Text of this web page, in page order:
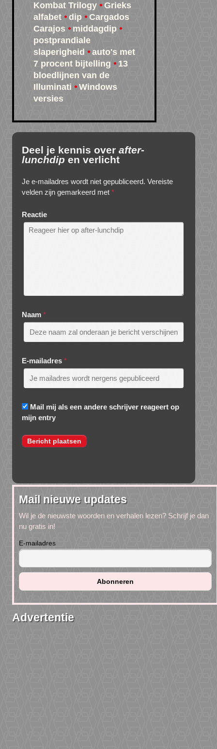
Kombat Trilogy
Grieks
alfabet
dip
Cargados
Carajos
middagdip
postprandiale
slaperigheid
auto's met
7 procent bijtelling
13
bloedlijnen van de
Illuminati
Windows
versies
Deel je kennis over after-
lunchdip en verlicht
Je e-mailadres wordt niet gepubliceerd. Vereiste
velden zijn gemarkeerd met *
Reactie
Naam *
E-mailadres *
Mail mij als een andere schrijver reageert op
mijn entry
Mail nieuwe updates
Wil je de nieuwste woorden en verhalen lezen? Schrijf je dan
nu gratis in!
E-mailadres
Advertentie